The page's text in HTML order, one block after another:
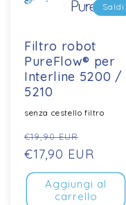
Saldi
Filtro robot
PureFlow® per
Interline 5200 /
5210
senza cestello filtro
Prezzo
normale
€19,90 EUR
di
vendita
€17,90 EUR
Aggiungi al
carrello